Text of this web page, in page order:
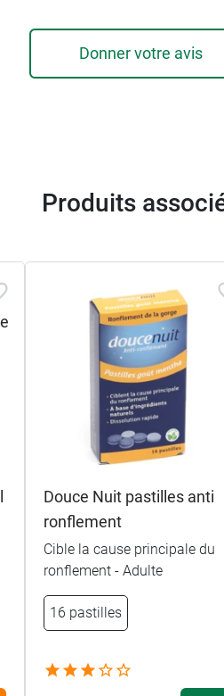
Donner votre avis
Produits
Douce Nuit pastilles anti
ronflement
Cible la cause principale du
ronflement - Adulte
16 pastilles